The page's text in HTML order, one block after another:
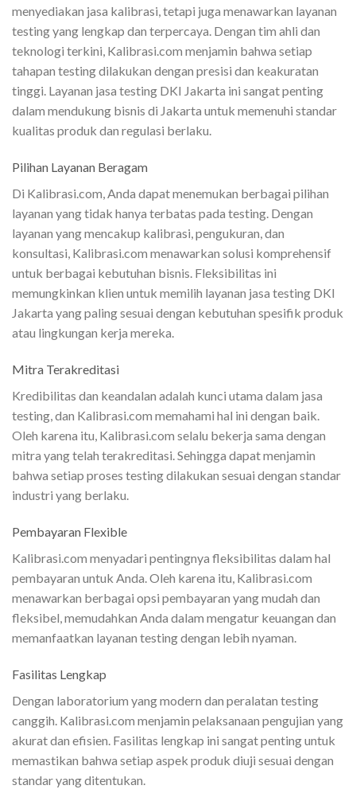
menyediakan jasa kalibrasi, tetapi juga menawarkan layanan
testing yang lengkap dan terpercaya. Dengan tim ahli dan
teknologi terkini, Kalibrasi.com menjamin bahwa setiap
tahapan testing dilakukan dengan presisi dan keakuratan
tinggi. Layanan jasa testing DKI Jakarta ini sangat penting
dalam mendukung bisnis di Jakarta untuk memenuhi standar
kualitas produk dan regulasi berlaku.
Pilihan Layanan Beragam
Di Kalibrasi.com, Anda dapat menemukan berbagai pilihan
layanan yang tidak hanya terbatas pada testing. Dengan
layanan yang mencakup kalibrasi, pengukuran, dan
konsultasi, Kalibrasi.com menawarkan solusi komprehensif
untuk berbagai kebutuhan bisnis. Fleksibilitas ini
memungkinkan klien untuk memilih layanan jasa testing DKI
Jakarta yang paling sesuai dengan kebutuhan spesifik produk
atau lingkungan kerja mereka.
Mitra Terakreditasi
Kredibilitas dan keandalan adalah kunci utama dalam jasa
testing, dan Kalibrasi.com memahami hal ini dengan baik.
Oleh karena itu, Kalibrasi.com selalu bekerja sama dengan
mitra yang telah terakreditasi. Sehingga dapat menjamin
bahwa setiap proses testing dilakukan sesuai dengan standar
industri yang berlaku.
Pembayaran Flexible
Kalibrasi.com menyadari pentingnya fleksibilitas dalam hal
pembayaran untuk Anda. Oleh karena itu, Kalibrasi.com
menawarkan berbagai opsi pembayaran yang mudah dan
fleksibel, memudahkan Anda dalam mengatur keuangan dan
memanfaatkan layanan testing dengan lebih nyaman.
Fasilitas Lengkap
Dengan laboratorium yang modern dan peralatan testing
canggih. Kalibrasi.com menjamin pelaksanaan pengujian yang
akurat dan efisien. Fasilitas lengkap ini sangat penting untuk
memastikan bahwa setiap aspek produk diuji sesuai dengan
standar yang ditentukan.